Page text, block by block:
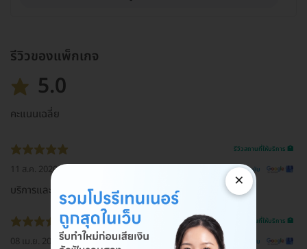
รีวิวของแพ็กเกจ
5.0
คะแนนเฉลี่ย
รีวิวสถานที่ให้บริการ 🏥
11 ส.ค. 2020 ดูรีวิวต้นฉบับ
บริการและแนะนำดีมากก ทั้งคุณหมอและน้อง ๆ พนักงาน
รีวิวสถานที่ให้บริการ 🏥
08 เม.ย. 2020 ดูรีวิวต้นฉบับ
×